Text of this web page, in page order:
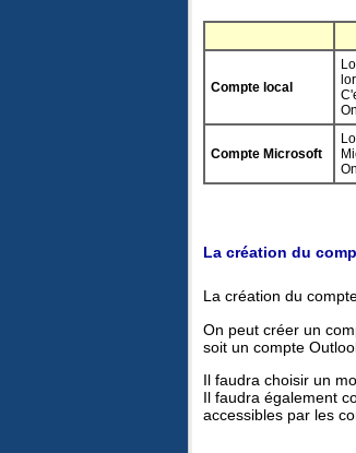
Compte local
Compte Microsoft
La création du
La création du
On peut créer un
soit un compte
Il faudra choisir un
Il faudra également
accessibles par les